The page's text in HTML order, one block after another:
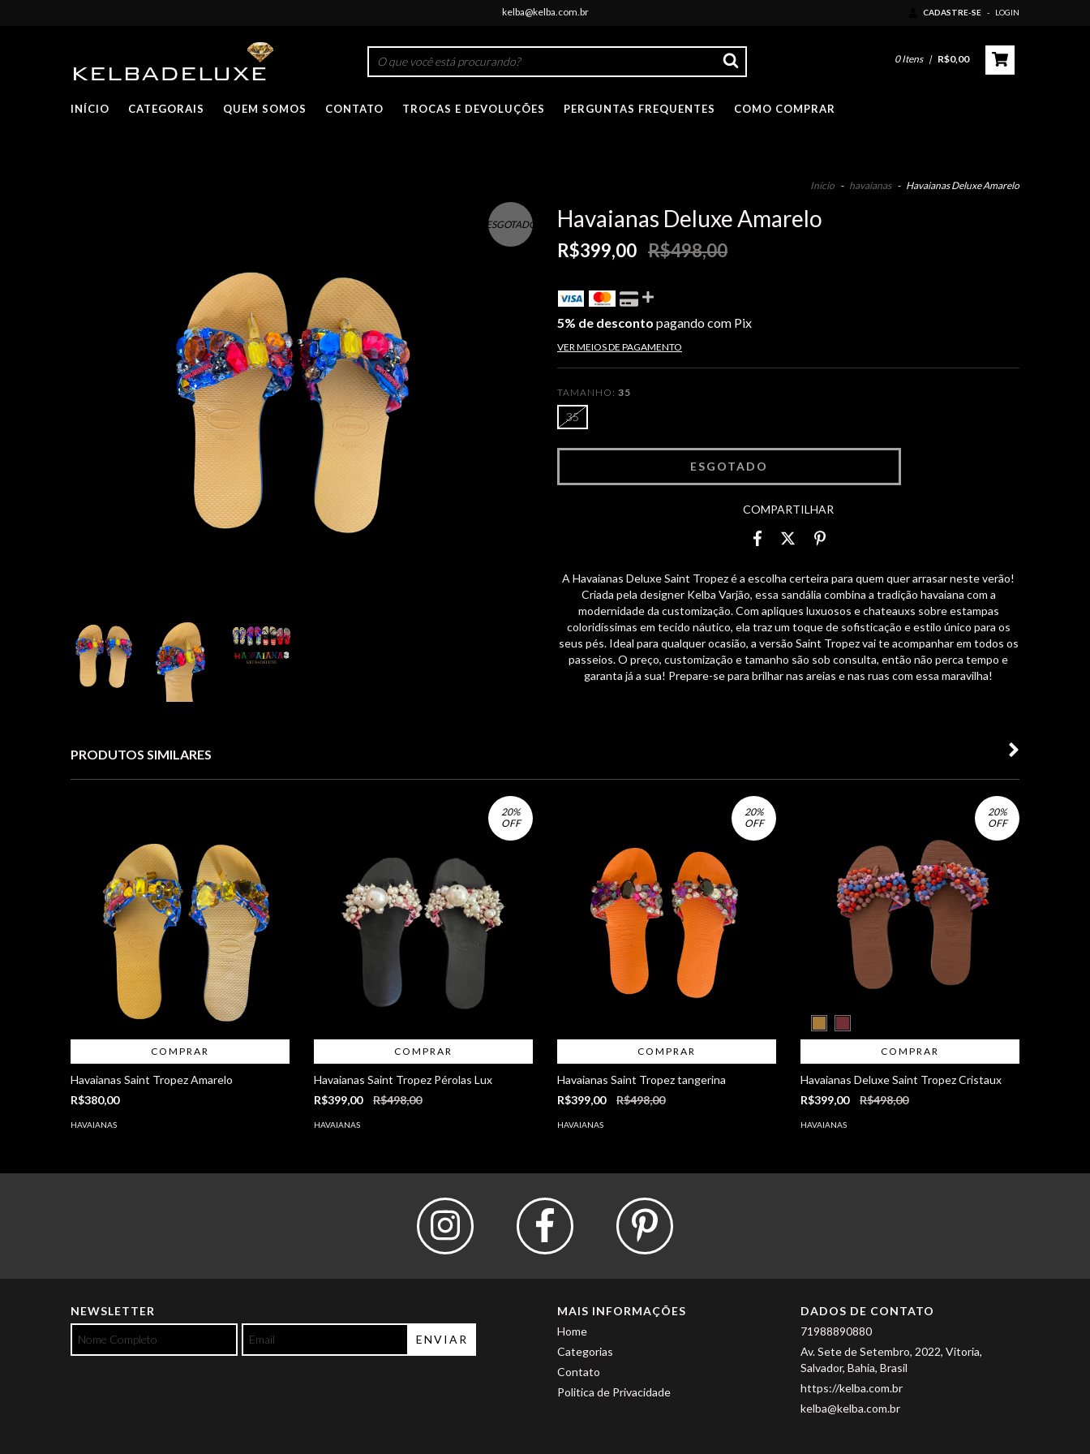
kelba@kelba.com.br CADASTRE-SE - LOGIN
0Itens | R$0,00
INÍCIO CATEGORAIS QUEM SOMOS CONTATO TROCAS E DEVOLUÇÕES PERGUNTAS FREQUENTES COMO COMPRAR
Início - havaianas - Havaianas Deluxe Amarelo
ESGOTADO Havaianas Deluxe Amarelo
R$399,00 R$498,00
5% de desconto pagando com Pix
VER MEIOS DE PAGAMENTO
TAMANHO: 35
35
COMPARTILHAR
A Havaianas Deluxe Saint Tropez é a escolha certeira para quem quer arrasar neste verão!
Criada pela designer Kelba Varjão, essa sandália combina a tradição havaiana com a
modernidade da customização. Com apliques luxuosos e chateauxs sobre estampas
coloridíssimas em tecido náutico, ela traz um toque de sofisticação e estilo único para os
seus pés. Ideal para qualquer ocasião, a versão Saint Tropez vai te acompanhar em todos os
passeios. O preço, customização e tamanho são sob consulta, então não perca tempo e
garanta já a sua! Prepare-se para brilhar nas areias e nas ruas com essa maravilha!
PRODUTOS SIMILARES
COMPRAR
Havaianas Saint Tropez Amarelo
R$380,00
HAVAIANAS
20%
OFF
COMPRAR
Havaianas Saint Tropez Pérolas Lux
R$399,00
R$498,00
HAVAIANAS
20%
OFF
COMPRAR
Havaianas Saint Tropez tangerina
R$399,00
R$498,00
HAVAIANAS
20%
OFF
COMPRAR
Havaianas Deluxe Saint Tropez Cristaux
R$399,00
R$498,00
HAVAIANAS
NEWSLETTER
MAIS INFORMAÇÕES
Home
Categorias
Contato
Politica de Privacidade
DADOS DE CONTATO
71988890880
Av. Sete de Setembro, 2022, Vitoria,
Salvador, Bahia, Brasil
https://kelba.com.br
kelba@kelba.com.br